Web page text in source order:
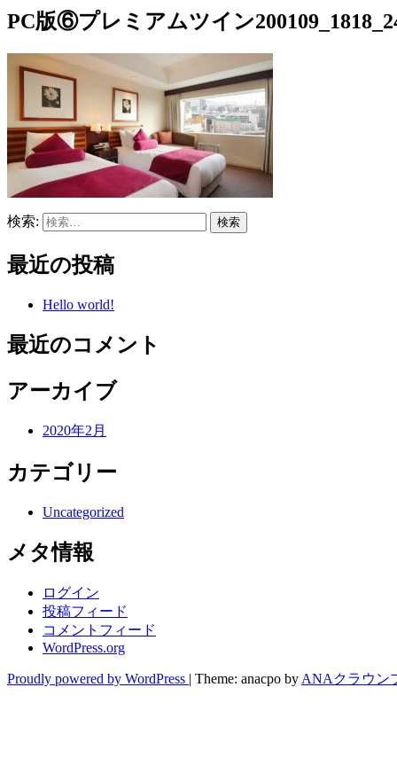
PC版⑥プレミアムツイン
検索:
最近の投稿
Hello world!
最近のコメント
アーカイブ
2020年2月
カテゴリー
Uncategorized
メタ情報
ログイン
投稿フィード
コメントフィード
WordPress.org
Proudly powered by WordPress | Theme: anacpo by ANAクラウン